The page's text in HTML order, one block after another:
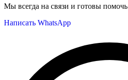
Мы всегда на связи и готовы помочь
Написать WhatsApp